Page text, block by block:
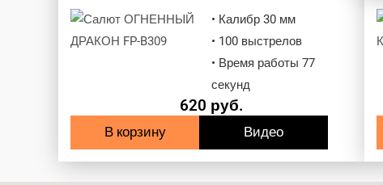
• Калибр 30 мм
• 100 выстрелов
• Время работы 77
секунд
620 руб.
В корзину Видео